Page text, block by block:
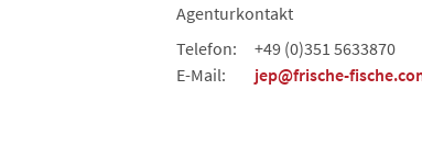
Agenturkontakt
Telefon:
+49 (0)351 5633870
E-Mail:
jep@frische-